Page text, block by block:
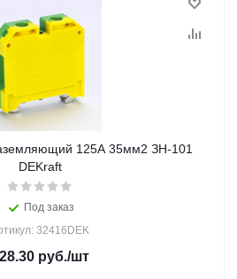
125A 35мм2 ЗН-101
DEKraft
Под заказ
32416DEK
руб./шт